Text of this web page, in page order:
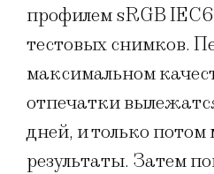
профилем sRGB
тестовых снимков.
максимальном
отпечатки
дней, и только
результаты. Затем